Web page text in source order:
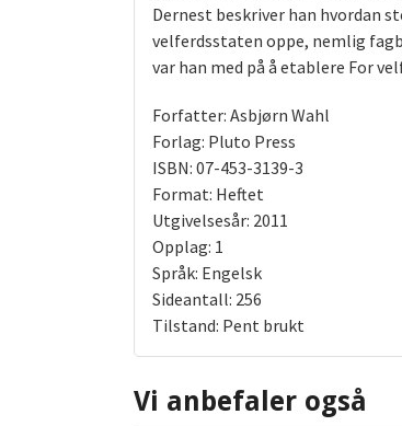
Dernest beskriver han hvordan
velferdsstaten oppe, nemlig
var han med på å etablere For
Forfatter: Asbjørn Wahl
Forlag: Pluto Press
ISBN: 07-453-3139-3
Format: Heftet
Utgivelsesår: 2011
Opplag: 1
Språk: Engelsk
Sideantall: 256
Tilstand: Pent brukt
Vi anbefaler også